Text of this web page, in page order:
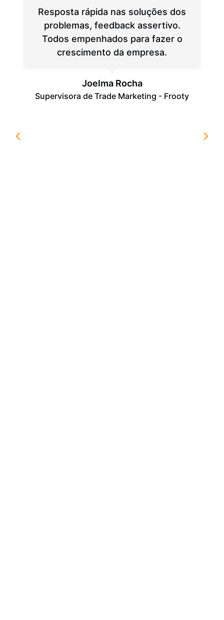
Resposta rápida nas soluções dos
problemas, feedback assertivo.
Todos empenhados para fazer o
crescimento da empresa.
Joelma Rocha
Supervisora de Trade Marketing - Frooty